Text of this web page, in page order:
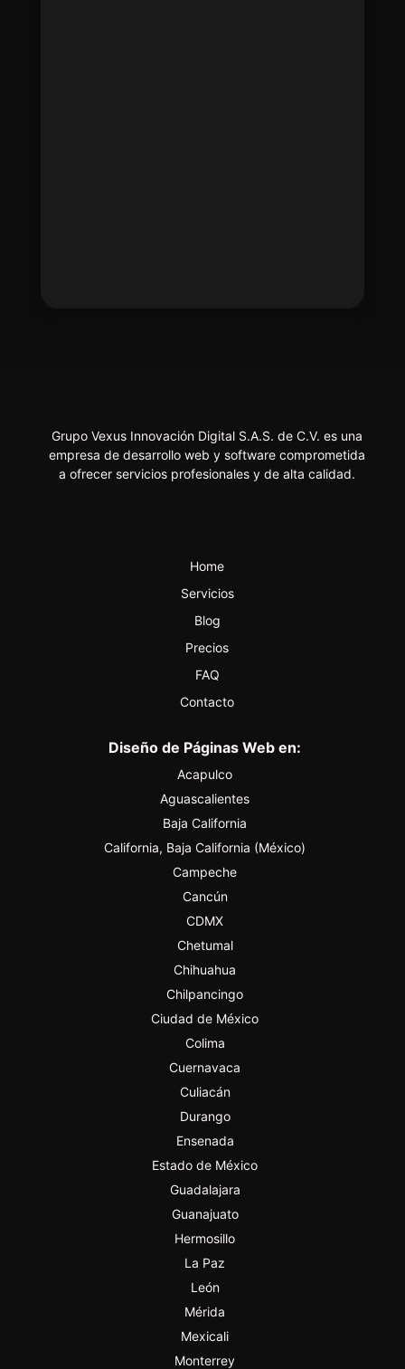
Grupo Vexus Innovación Digital S.A.S. de C.V. es una
empresa de desarrollo web y software comprometida
a ofrecer servicios profesionales y de alta calidad.
Home
Servicios
Blog
Precios
FAQ
Contacto
Diseño de Páginas Web en:
Acapulco
Aguascalientes
Baja California
California, Baja California (México)
Campeche
Cancún
CDMX
Chetumal
Chihuahua
Chilpancingo
Ciudad de México
Colima
Cuernavaca
Culiacán
Durango
Ensenada
Estado de México
Guadalajara
Guanajuato
Hermosillo
La Paz
León
Mérida
Mexicali
Monterrey